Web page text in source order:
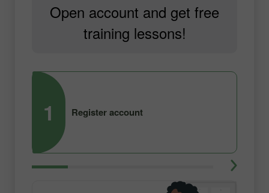
Open account and get free
training lessons!
1 Register account